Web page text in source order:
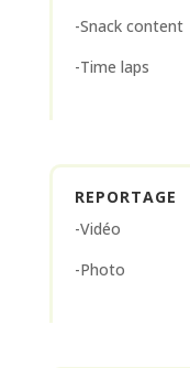
-Snack content
-Time laps
REPORTAGE
-Vidéo
-Photo